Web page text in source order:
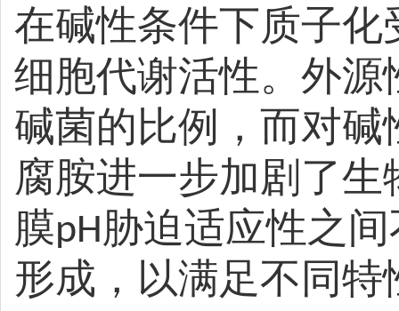
在碱性条件下质子
细胞代谢活性。外
碱菌的比例，而对
腐胺进一步加剧了
膜pH胁迫适应性之
形成，以满足不同